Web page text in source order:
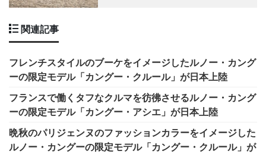
関連記事
フレンチスタイルのブーケをイメージしたルノー・カング
ーの限定モデル「カングー・クルール」が日本上陸
フランスで働くタフなクルマを彷彿させるルノー・カング
ーの限定モデル「カングー・アシエ」が日本上陸
晩秋のパリジェンヌのファッションカラーをイメージした
ルノー・カングーの限定モデル「カングー・クルール」が